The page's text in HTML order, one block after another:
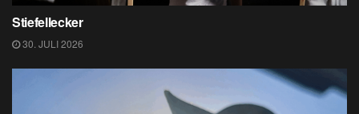
Stiefellecker
30. JULI 2026